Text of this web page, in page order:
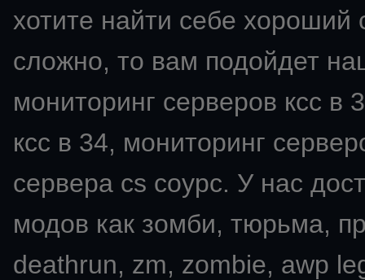
хотите найти себе хороший
сложно, то вам подойдет
мониторинг серверов ксс в
ксс в 34, мониторинг
сервера cs соурс. У нас
модов как зомби, тюрьма,
deathrun, zm, zombie, awp